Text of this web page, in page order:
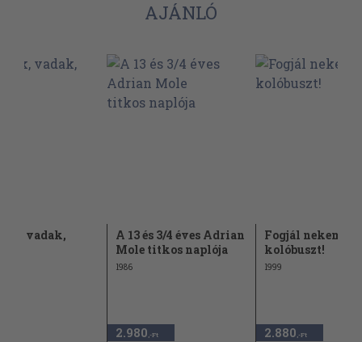
AJÁNLÓ
vadak,
A 13 és 3/4 éves Adrian
Mole titkos naplója
1986
2.980 ,-Ft
Fogjál nekem
kolóbuszt!
1999
2.880 ,-Ft